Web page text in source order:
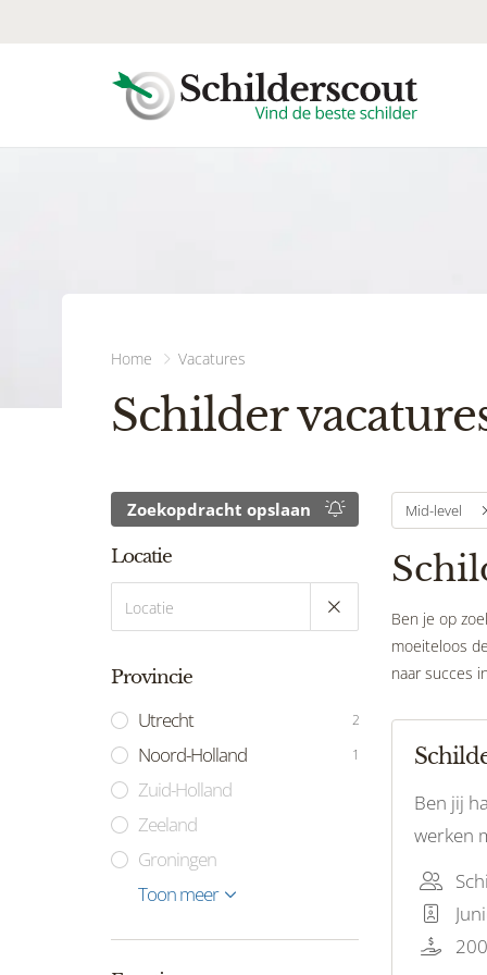
Home Vacatures
Schilder
Zoekopdracht opslaan
Locatie
Provincie
Utrecht 2
Noord-Holland 1
Zuid-Holland
Zeeland
Groningen
Limburg
Gelderland
Flevoland
Noord-Brabant
Drenthe
Friesland
Overijssel
Toon meer
Mid-level
Ben je op
moeiteloos
naar succes
Ben jij
werken
op zoek